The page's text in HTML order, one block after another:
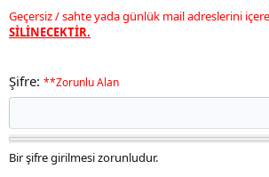
Geçersiz / sahte yada günlük mail adreslerini
SİLİNECEKTİR.
Şifre **Zorunlu Alan
Bir şifre girilmesi zorunludur.